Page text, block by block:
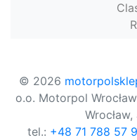
© 2026
o.o. Motorpol
tel.: +48 71 788 57